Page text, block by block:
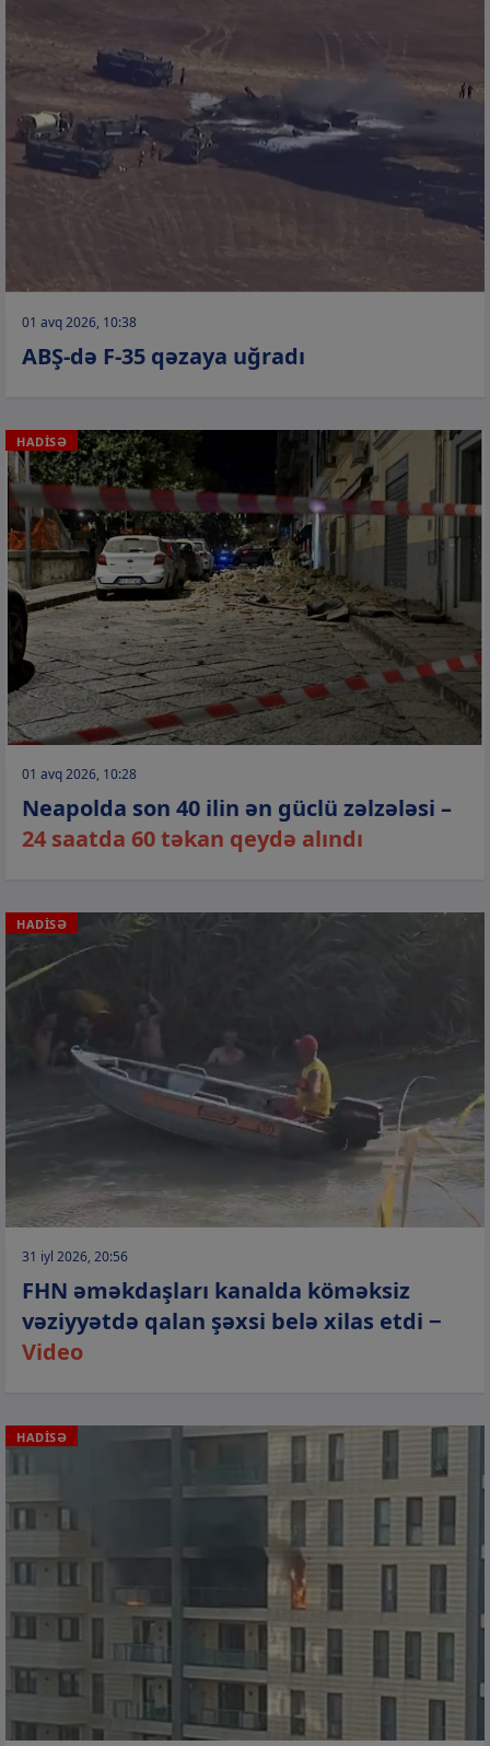
01 avq 2026, 10:38
ABŞ-də F-35 qəzaya uğradı
HADİSƏ
01 avq 2026, 10:28
Neapolda son 40 ilin ən güclü zəlzələsi –
24 saatda 60 təkan qeydə alındı
HADİSƏ
31 iyl 2026, 20:56
FHN əməkdaşları kanalda köməksiz
vəziyyətdə qalan şəxsi belə xilas etdi −
Video
HADİSƏ